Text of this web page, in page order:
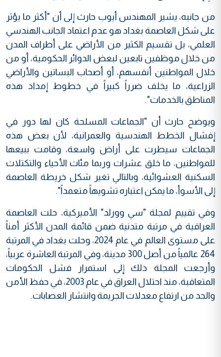
من جانبه، يشير المهندس أيوب حارث إلى أن "أكثر ما يؤثر
على شكل العاصمة بغداد هو عدم اعتماد الجانب الهندسي
العلمي، بل تقسيم الكثير من الأراضي على أطراف المدن
من خلال موظفين تابعين لبعض الدوائر الحكومية، أو من
خلال المواطنين أنفسهم، أو أصحاب البساتين والأراضي
الزراعية، ما يخلف ضرراً كبيراً في خطوط إمداد هذه
المناطق بالخدمات".
ويوضح حارث أن "الجماعات المسلحة كان لها دور في
إفشال الخطط الهندسية والعمرانية، لأن بعض هذه
الجماعات سيطرت على أراض واسعة، وقامت ببيعها
للمواطنين، ما خلق عشرات وربما مئات الأحياء والتكتلات
السكنية العشوائية، وبالتالي تغير شكل خريطة العاصمة
إلى الأسوأ، ما يمكن اعتباره تشويهاً متعمداً".
وفي تقييم لمجلة "سي وورلد" الأميركية، حلت العاصمة
العراقية في مرتبة متدنية ضمن قائمة المدن الأكثر أمناً
على مستوى العالم في عام 2024، وحلت بغداد في المرتبة
264 عالمياً من أصل 300 مدينة، وفي المرتبة العاشرة عربياً،
وأرجعت المجلة ذلك إلى استمرار فشل الحكومات
المتعاقبة، منذ احتلال العراق في عام 2003، في حفظ الأمن
والحد من ارتفاع معدلات الجريمة وانتشار العصابات.